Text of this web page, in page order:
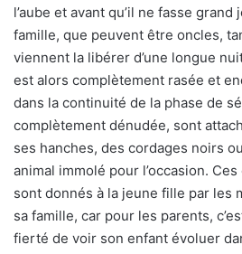
l’aube et avant qu’il ne fasse
famille, que peuvent être oncles,
viennent la libérer d’une longue
est alors complètement rasée et
dans la continuité de la phase de
complètement dénudée, sont
ses hanches, des cordages noirs
animal immolé pour l’occasion.
sont donnés à la jeune fille par les
sa famille, car pour les parents,
fierté de voir son enfant évoluer